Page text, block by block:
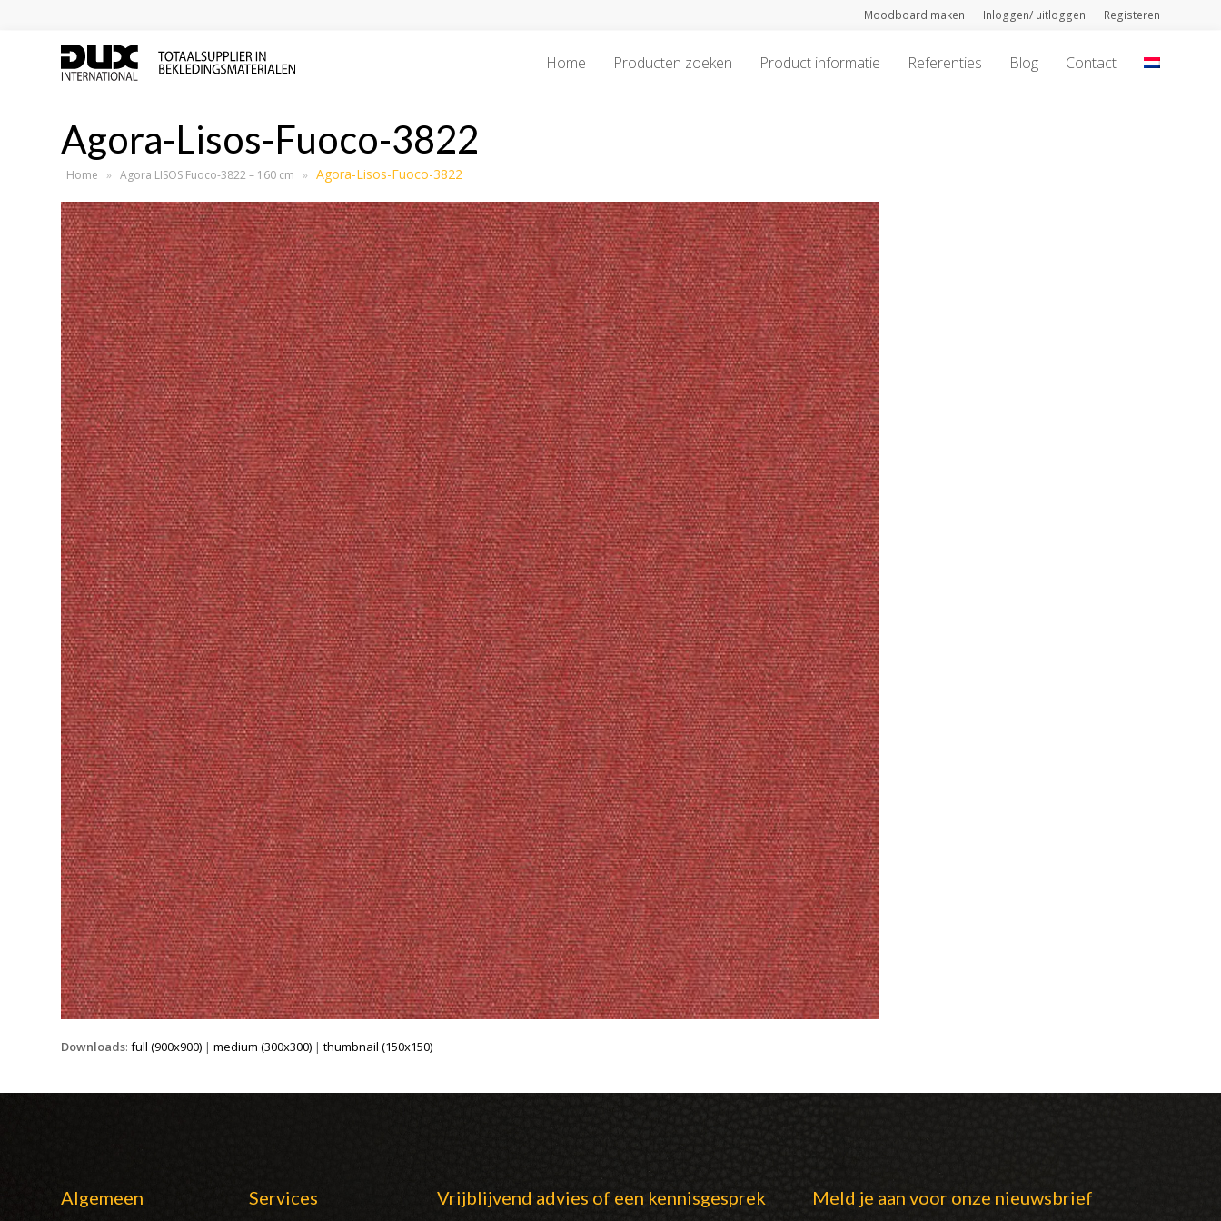
Moodboard maken Inloggen/ uitloggen Registeren
Home Producten zoeken Product informatie Referenties Blog Contact
Agora-Lisos-Fuoco-3822
Home » Agora LISOS Fuoco-3822 – 160 cm » Agora-Lisos-Fuoco-3822
Downloads:full (900x900) |medium (300x300) |thumbnail (150x150)
Algemeen Services Vrijblijvend advies of een kennisgesprek Meld je aan voor onze nieuwsbrief